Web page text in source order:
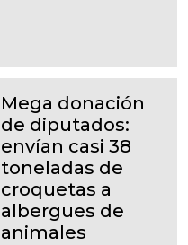
Mega donación
de diputados:
envían casi 38
toneladas de
croquetas a
albergues de
animales